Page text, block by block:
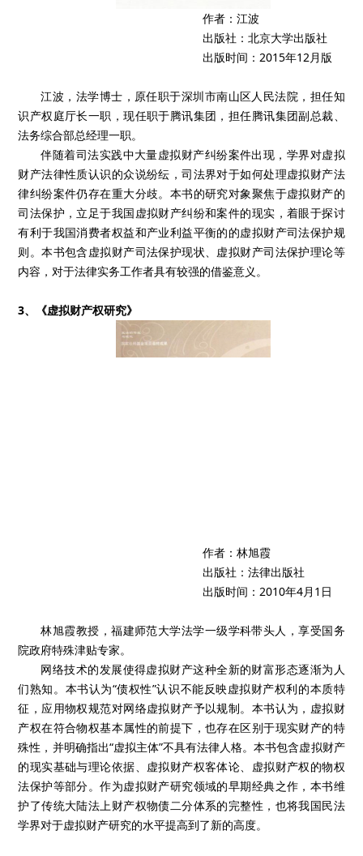
作者：江波
出版社：北京大学出版社
出版时间：2015年12月版
江波，法学博士，原任职于深圳市南山区人民法院，担任知
识产权庭厅长一职，现任职于腾讯集团，担任腾讯集团副总裁、
法务综合部总经理一职。
伴随着司法实践中大量虚拟财产纠纷案件出现，学界对虚拟
财产法律性质认识的众说纷纭，司法界对于如何处理虚拟财产法
律纠纷案件仍存在重大分歧。本书的研究对象聚焦于虚拟财产的
司法保护，立足于我国虚拟财产纠纷和案件的现实，着眼于探讨
有利于我国消费者权益和产业利益平衡的的虚拟财产司法保护规
则。本书包含虚拟财产司法保护现状、虚拟财产司法保护理论等
内容，对于法律实务工作者具有较强的借鉴意义。
3、《虚拟财产权研究》
作者：林旭霞
出版社：法律出版社
出版时间：2010年4月1日
林旭霞教授，福建师范大学法学一级学科带头人，享受国务
院政府特殊津贴专家。
网络技术的发展使得虚拟财产这种全新的财富形态逐渐为人
们熟知。本书认为“债权性”认识不能反映虚拟财产权利的本质特
征，应用物权规范对网络虚拟财产予以规制。本书认为，虚拟财
产权在符合物权基本属性的前提下，也存在区别于现实财产的特
殊性，并明确指出“虚拟主体”不具有法律人格。本书包含虚拟财产
的现实基础与理论依据、虚拟财产权客体论、虚拟财产权的物权
法保护等部分。作为虚拟财产研究领域的早期经典之作，本书维
护了传统大陆法上财产权物债二分体系的完整性，也将我国民法
学界对于虚拟财产研究的水平提高到了新的高度。